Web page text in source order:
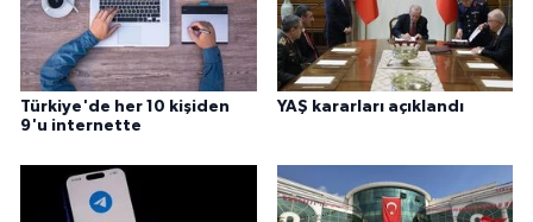
Türkiye'de her 10 kişiden
9'u internette
YAŞ kararları açıklandı
İstanbul Müftülüğü
İzmir Müftülüğü
Kahramanmaraş Müftülüğü
Karabük Müftülüğü